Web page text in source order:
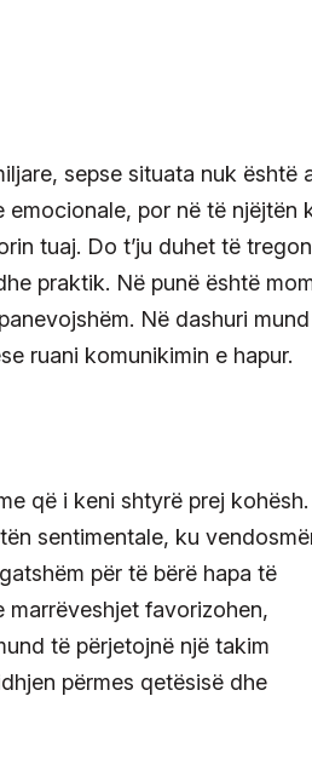
sepse situata nuk është
emocionale, por në të njëjtën
tuaj. Do t’ju duhet të
praktik. Në punë është
Në dashuri
ruani komunikimin e hapur.
që i keni shtyrë prej
sentimentale, ku
për të bërë hapa të
marrëveshjet favorizohen,
të përjetojnë një takim
përmes qetësisë dhe